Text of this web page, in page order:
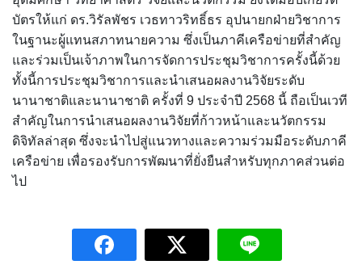
บัตรให้แก่ ดร.วิรัลพัชร เวธทาวริทธิ์ธร อุปนายกฝ่ายวิชาการ
ในฐานะผู้แทนสภาทนายความ ซึ่งเป็นภาคีเครือข่ายที่สำคัญ
และร่วมเป็นเจ้าภาพในการจัดการประชุมวิชาการครั้งนี้ด้วย
ทั้งนี้การประชุมวิชาการและนำเสนอผลงานวิจัยระดับ
นานาชาติและนานาชาติ ครั้งที่ 9 ประจำปี 2568 นี้ ถือเป็นเวที
สำคัญในการนำเสนอผลงานวิจัยที่ก้าวหน้าและนวัตกรรม
ดิจิทัลล่าสุด ซึ่งจะนำไปสู่แนวทางและความร่วมมือระดับภาคี
เครือข่าย เพื่อรองรับการพัฒนาที่ยั่งยืนสำหรับทุกภาคส่วนต่อ
ไป